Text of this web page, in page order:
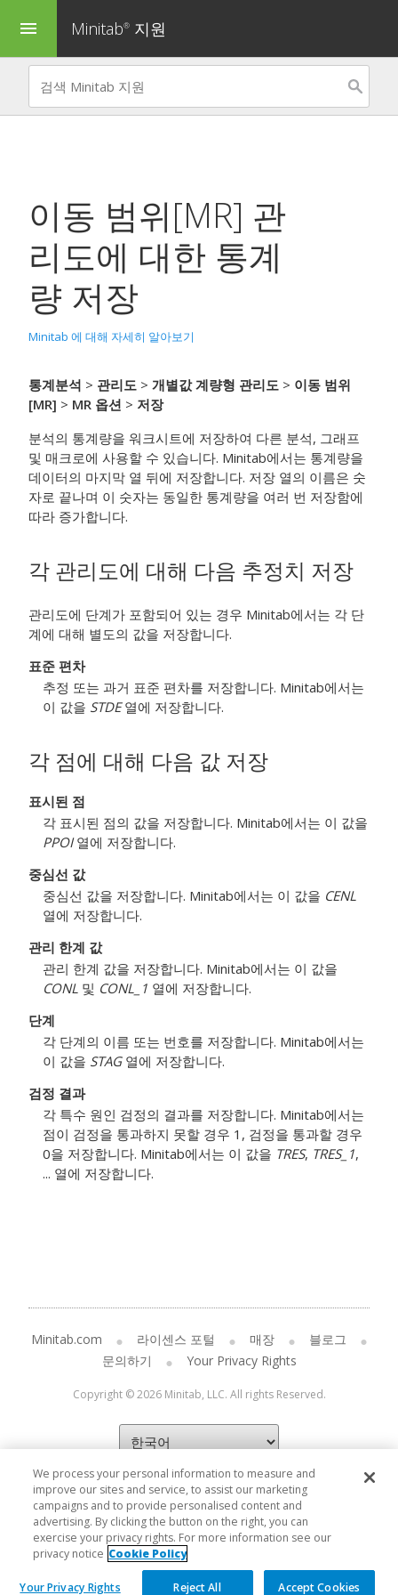
menu Minitab® 지원
이동 범위[MR] 관
리도에 대한 통계
량 저장
Minitab 에 대해 자세히 알아보기
통계분석 > 관리도 > 개별값 계량형 관리도 > 이동 범위
[MR] > MR 옵션 > 저장
분석의 통계량을 워크시트에 저장하여 다른 분석, 그래프
및 매크로에 사용할 수 있습니다. Minitab에서는 통계량을
데이터의 마지막 열 뒤에 저장합니다. 저장 열의 이름은 숫
자로 끝나며 이 숫자는 동일한 통계량을 여러 번 저장함에
따라 증가합니다.
각 관리도에 대해 다음 추정치 저장
관리도에 단계가 포함되어 있는 경우 Minitab에서는 각 단
계에 대해 별도의 값을 저장합니다.
표준 편차
추정 또는 과거 표준 편차를 저장합니다. Minitab에서는
이 값을 STDE열에 저장합니다.
각 점에 대해 다음 값 저장
표시된 점
각 표시된 점의 값을 저장합니다. Minitab에서는 이 값을
PPOI열에 저장합니다.
중심선 값
중심선 값을 저장합니다. Minitab에서는 이 값을 CENL
열에 저장합니다.
관리 한계 값
관리 한계 값을 저장합니다. Minitab에서는 이 값을
CONL 및 CONL_1 열에 저장합니다.
단계
각 단계의 이름 또는 번호를 저장합니다. Minitab에서는
이 값을 STAG열에 저장합니다.
검정 결과
각 특수 원인 검정의 결과를 저장합니다. Minitab에서는
점이 검정을 통과하지 못할 경우 1, 검정을 통과할 경우
0을 저장합니다. Minitab에서는 이 값을 TRES, TRES_1,
... 열에 저장합니다.
Minitab.com 라이센스 포털 매장
블로그
문의하기
Your Privacy Rights
Copyright © 2026 Minitab, LLC. All rights Reserved.
We process your personal information to measure and
improve our sites and service, to assist our marketing
campaigns and to provide personalised content and
advertising. By clicking the button on the right, you can
exercise your privacy rights. For more information see our
privacy notice Cookie Policy
Your Privacy Rights Reject All Accept Cookies